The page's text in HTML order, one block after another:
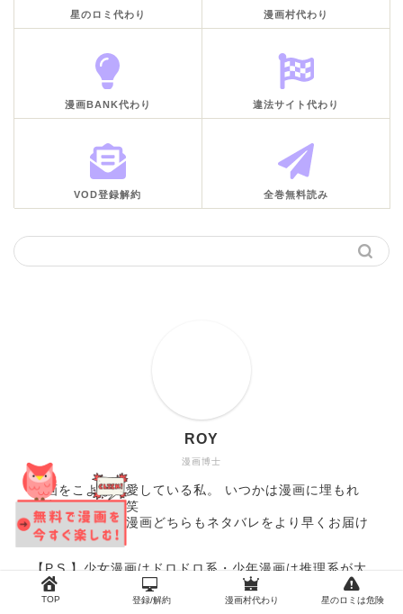
星のロミ代わり 漫画村代わり
漫画BANK代わり 違法サイト代わり
VOD登録解約 全巻無料読み
漫画博士
ROY
漫画をこよなく愛している私。 いつかは漫画に埋もれ
て寝てみたい！笑
少年漫画・少女漫画どちらもネタバレをより早くお届け
していきます♪
【P.S.】少女漫画はドロドロ系・少年漫画は推理系が大
好き!
TOP 登録/解約 漫画村代わり 星のロミは危険